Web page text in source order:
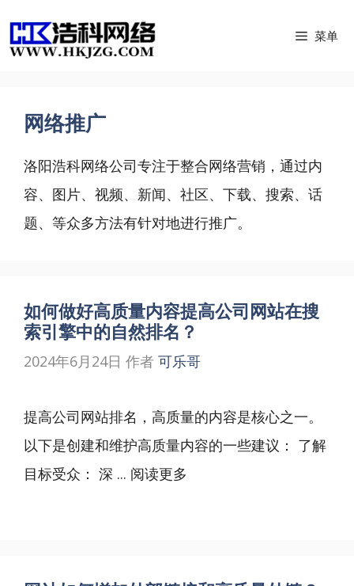
至
菜单
网络推广
洛阳浩科网络公司专注于整合网络营销，通过内
容、图片、视频、新闻、社区、下载、搜索、话
题、等众多方法有针对地进行推广。
如何做好高质量内容提高公司网站在搜
索引擎中的自然排名？
2024年6月24日 作者 可乐哥
提高公司网站排名，高质量的内容是核心之一。
以下是创建和维护高质量内容的一些建议： 了解
目标受众： 深 ... 阅读更多